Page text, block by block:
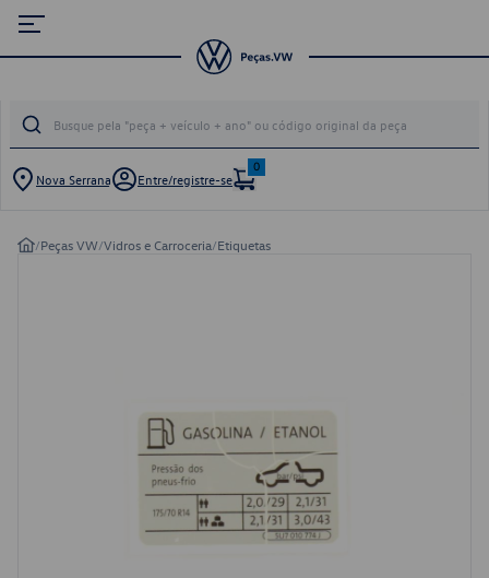
Nova Serrana Entre/registre-se
0
/Peças VW/Vidros e Carroceria/Etiquetas